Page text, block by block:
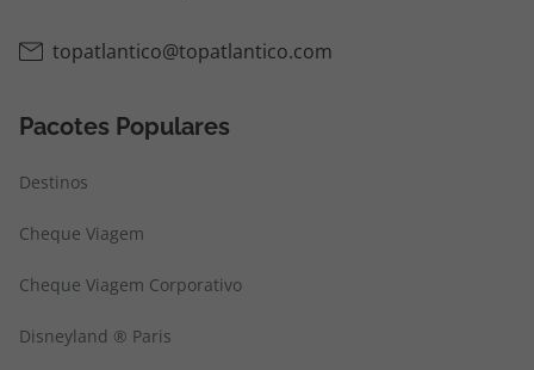
topatlantico@topatlantico.com
Pacotes Populares
Destinos
Cheque Viagem
Cheque Viagem Corporativo
Disneyland ® Paris